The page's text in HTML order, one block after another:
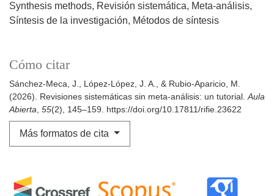
Synthesis methods Revisión sistemática
Meta-análisis
Síntesis de la investigación
Métodos de síntesis
Cómo citar
Sánchez-Meca, J., López-López, J. A., & Rubio-Aparicio, M.
(2026). Revisiones sistemáticas sin meta-análisis: un tutorial. Aula
Abierta 55(2), 145–159. https://doi.org/10.17811/rifie.23622
Más formatos de cita